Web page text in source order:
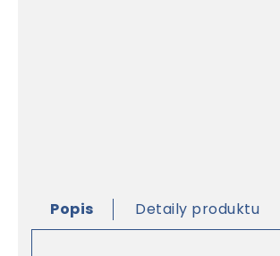
Popis Detaily produktu